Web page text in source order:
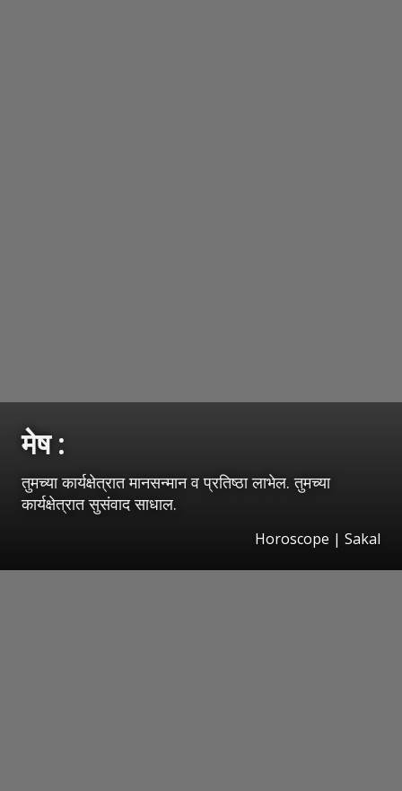
मेष :
तुमच्या कार्यक्षेत्रात मानसन्मान व प्रतिष्ठा लाभेल. तुमच्या
कार्यक्षेत्रात सुसंवाद साधाल.
Horoscope | Sakal